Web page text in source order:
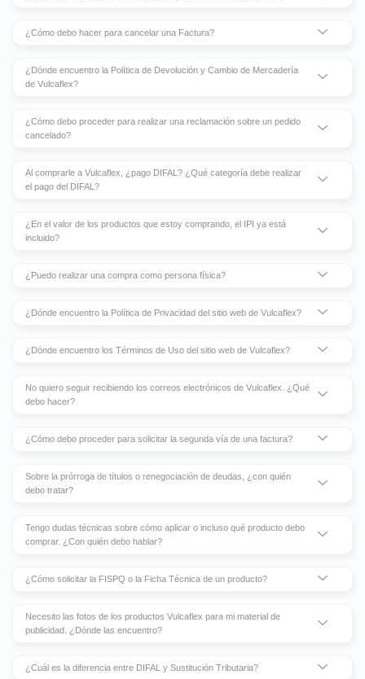
¿Cómo debo hacer para cancelar una Factura?
¿Dónde encuentro la Política de Devolución y Cambio de Mercadería
de Vulcaflex?
¿Cómo debo proceder para realizar una reclamación sobre un pedido
cancelado?
Al comprarle a Vulcaflex, ¿pago DIFAL? ¿Qué categoría debe realizar
el pago del DIFAL?
¿En el valor de los productos que estoy comprando, el IPI ya está
incluido?
¿Puedo realizar una compra como persona física?
¿Dónde encuentro la Política de Privacidad del sitio web de Vulcaflex?
¿Dónde encuentro los Términos de Uso del sitio web de Vulcaflex?
No quiero seguir recibiendo los correos electrónicos de Vulcaflex. ¿Qué
debo hacer?
¿Cómo debo proceder para solicitar la segunda vía de una factura?
Sobre la prórroga de títulos o renegociación de deudas, ¿con quién
debo tratar?
Tengo dudas técnicas sobre cómo aplicar o incluso qué producto debo
comprar. ¿Con quién debo hablar?
¿Cómo solicitar la FISPQ o la Ficha Técnica de un producto?
Necesito las fotos de los productos Vulcaflex para mi material de
publicidad. ¿Dónde las encuentro?
¿Cuál es la diferencia entre DIFAL y Sustitución Tributaria?